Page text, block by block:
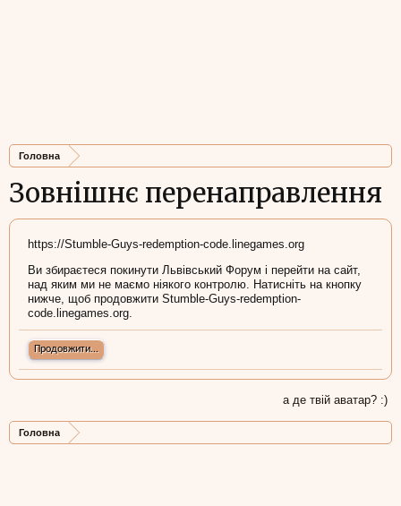
Головна
Зовнішнє перенаправлення
https://Stumble-Guys-redemption-code.linegames.org
Ви збираєтеся покинути Львівський Форум і перейти на сайт,
над яким ми не маємо ніякого контролю. Натисніть на кнопку
нижче, щоб продовжити Stumble-Guys-redemption-
code.linegames.org.
Продовжити...
а де твій аватар? :)
Головна